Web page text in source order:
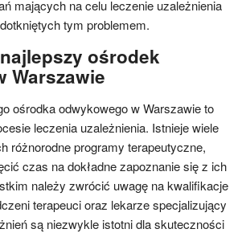
mających na celu leczenie uzależnienia
tym problemem.
ośrodek
Warszawie
ośrodka odwykowego w Warszawie to
leczenia uzależnienia. Istnieje wiele
różnorodne programy terapeutyczne,
czas na dokładne zapoznanie się z ich
należy zwrócić uwagę na kwalifikacje
terapeuci oraz lekarze specjalizujący
są niezwykle istotni dla skuteczności